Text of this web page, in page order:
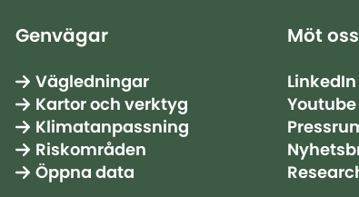
Genvägar
Vägledningar
Kartor och verktyg
Klimatanpassning
Riskområden
Öppna data
Möt oss
LinkedIn
Youtube